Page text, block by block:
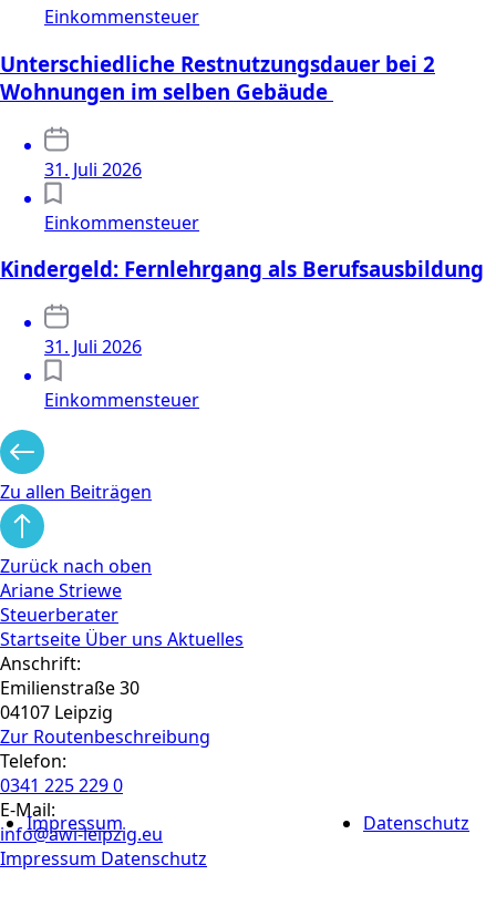
Impressum Datenschutz
Einkommensteuer
Unterschiedliche Restnutzungsdauer bei 2
Wohnungen im selben Gebäude
31. Juli 2026
Einkommensteuer
Kindergeld: Fernlehrgang als Berufsausbildung
31. Juli 2026
Einkommensteuer
Zu allen Beiträgen
Zurück nach oben
Ariane Striewe
Steuerberater
Startseite Über uns Aktuelles
Anschrift:
Emilienstraße 30
04107 Leipzig
Zur Routen­beschreibung
Telefon:
0341 225 229 0
E-Mail:
info@awi-leipzig.eu
Impressum Datenschutz